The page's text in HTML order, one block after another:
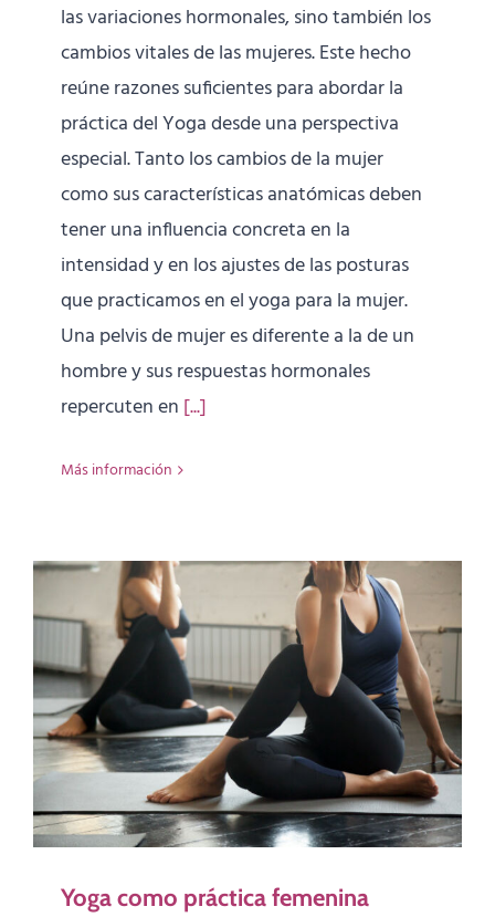
las variaciones hormonales, sino también los
cambios vitales de las mujeres. Este hecho
reúne razones suficientes para abordar la
práctica del Yoga desde una perspectiva
especial. Tanto los cambios de la mujer
como sus características anatómicas deben
tener una influencia concreta en la
intensidad y en los ajustes de las posturas
que practicamos en el yoga para la mujer.
Una pelvis de mujer es diferente a la de un
hombre y sus respuestas hormonales
repercuten en [...]
Más información
Yoga como práctica femenina